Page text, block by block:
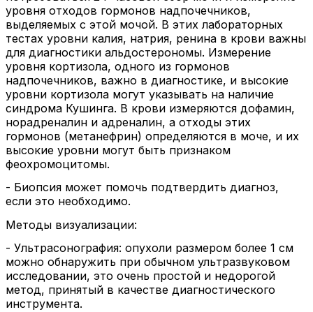
уровня отходов гормонов надпочечников,
выделяемых с этой мочой. В этих лабораторных
тестах уровни калия, натрия, ренина в крови важны
для диагностики альдостерономы. Измерение
уровня кортизола, одного из гормонов
надпочечников, важно в диагностике, и высокие
уровни кортизола могут указывать на наличие
синдрома Кушинга. В крови измеряются дофамин,
норадреналин и адреналин, а отходы этих
гормонов (метанефрин) определяются в моче, и их
высокие уровни могут быть признаком
феохромоцитомы.
- Биопсия может помочь подтвердить диагноз,
если это необходимо.
Методы визуализации:
- Ультрасонография: опухоли размером более 1 см
можно обнаружить при обычном ультразвуковом
исследовании, это очень простой и недорогой
метод, принятый в качестве диагностического
инструмента.